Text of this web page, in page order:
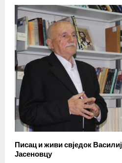
Писац и живи свједок
Јасеновцу